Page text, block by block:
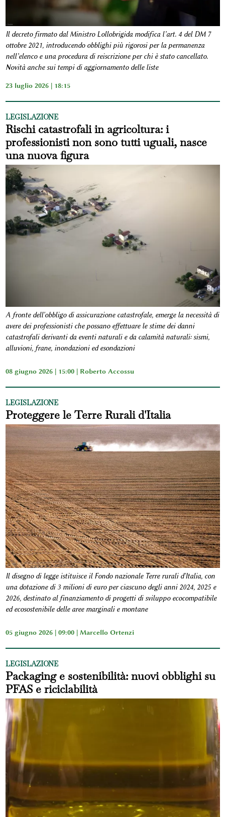
Il decreto firmato dal Ministro Lollobrigida modifica l’art. 4 del DM 7
ottobre 2021, introducendo obblighi più rigorosi per la permanenza
nell’elenco e una procedura di reiscrizione per chi è stato cancellato.
Novità anche sui tempi di aggiornamento delle liste
23 luglio 2026 | 18:15
LEGISLAZIONE
Rischi catastrofali in agricoltura: i
professionisti non sono tutti uguali, nasce
una nuova figura
A fronte dell'obbligo di assicurazione catastrofale, emerge la necessità di
avere dei professionisti che possano effettuare le stime dei danni
catastrofali derivanti da eventi naturali e da calamità naturali: sismi,
alluvioni, frane, inondazioni ed esondazioni
08 giugno 2026 | 15:00 | Roberto Accossu
LEGISLAZIONE
Proteggere le Terre Rurali d'Italia
Il disegno di legge istituisce il Fondo nazionale Terre rurali d'Italia, con
una dotazione di 3 milioni di euro per ciascuno degli anni 2024, 2025 e
2026, destinato al finanziamento di progetti di sviluppo ecocompatibile
ed ecosostenibile delle aree marginali e montane
05 giugno 2026 | 09:00 | Marcello Ortenzi
LEGISLAZIONE
Packaging e sostenibilità: nuovi obblighi su
PFAS e riciclabilità